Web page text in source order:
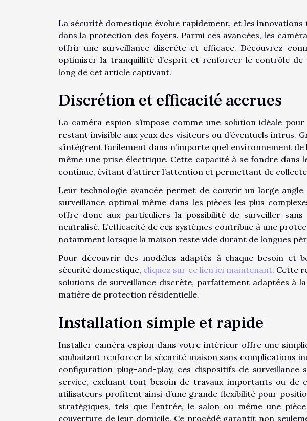
La sécurité domestique évolue rapidement, et les
dans la protection des foyers. Parmi ces avancées, les
offrir une surveillance discrète et efficace. Découvrez
optimiser la tranquillité d’esprit et renforcer le contrôle
long de cet article captivant.
Discrétion et efficacité accrues
La caméra espion s’impose comme une solution idéale
restant invisible aux yeux des visiteurs ou d’éventuels intrus.
s’intègrent facilement dans n’importe quel environnement
même une prise électrique. Cette capacité à se fondre dans
continue, évitant d’attirer l’attention et permettant de
Leur technologie avancée permet de couvrir un large
surveillance optimal même dans les pièces les plus
offre donc aux particuliers la possibilité de surveiller
neutralisé. L’efficacité de ces systèmes contribue à une
notamment lorsque la maison reste vide durant de longues
Pour découvrir des modèles adaptés à chaque besoin et
sécurité domestique, cliquez sur ce lien ici maintenant. Cette
solutions de surveillance discrète, parfaitement adaptées à
matière de protection résidentielle.
Installation simple et rapide
Installer caméra espion dans votre intérieur offre une
souhaitant renforcer la sécurité maison sans complications
configuration plug-and-play, ces dispositifs de
service, excluant tout besoin de travaux importants ou de
utilisateurs profitent ainsi d’une grande flexibilité pour
stratégiques, tels que l’entrée, le salon ou même une
couverture de leur domicile. Ce procédé garantit non